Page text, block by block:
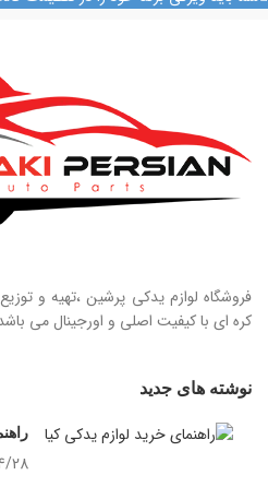
فروشگاه لوازم یدکی پرشین ،تهیه و
کره ای با کیفیت اصلی و اورجینال می
نوشته های جدید
28